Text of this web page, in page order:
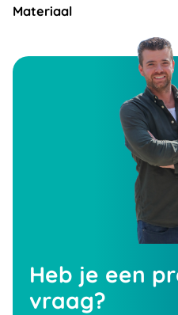
Materiaal
Heb je een
vraag?